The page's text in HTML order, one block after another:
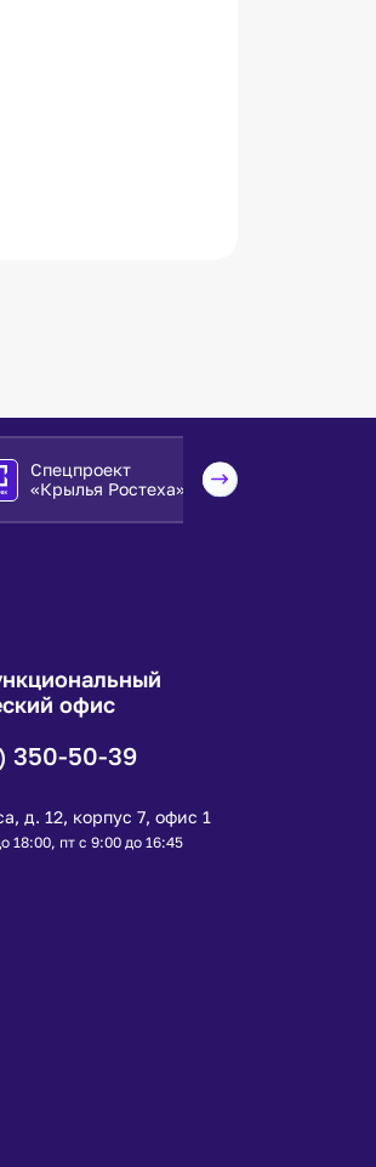
Спецпроект
«Крылья Ростеха»
офис
350-50-39
д. 12, корпус 7, офис 1
18:00, пт с 9:00 до 16:45